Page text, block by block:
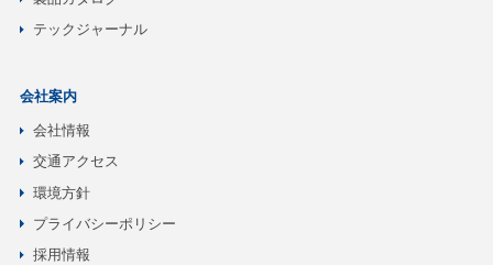
テックジャーナル
会社案内
会社情報
交通アクセス
環境方針
プライバシーポリシー
採用情報